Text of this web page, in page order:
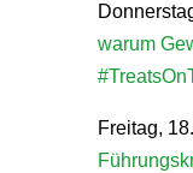
warum
Freitag,